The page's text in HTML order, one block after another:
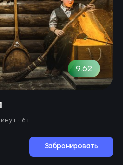
9.62
· 6+
Забронировать